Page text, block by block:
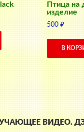
Птица на
изделие
500₽
В
ВИДЕО.